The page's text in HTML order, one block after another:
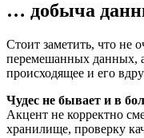
… добыча
Стоит заметить, что не
перемешанных данных,
происходящее и его
Чудес не бывает и в
Акцент не корректно
хранилище, проверку